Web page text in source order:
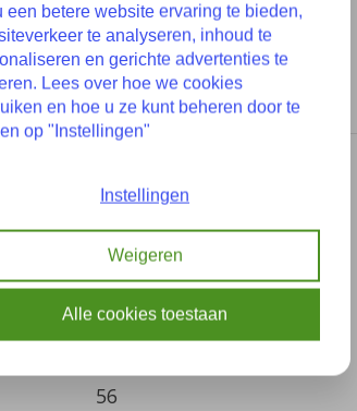
Guter Zustand
41517482278 7482278
07-2018
56
een betere website ervaring te bieden,
te analyseren, inhoud te
en gerichte advertenties te
Lees over hoe we cookies
en hoe u ze kunt beheren door te
op "Instellingen"
Instellingen
Weigeren
Alle cookies toestaan